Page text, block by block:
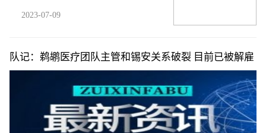
2023-07-09
队记：鹈鹕医疗团队主管和锡安关系破裂 目前已被解雇